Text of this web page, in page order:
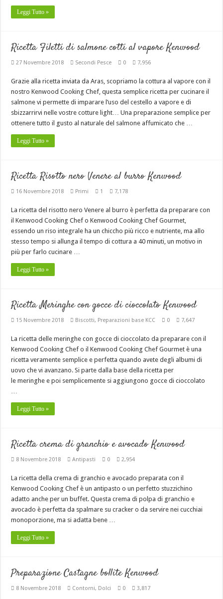
Leggi Tutto »
Ricetta Filetti di salmone cotti al vapore Kenwood
27 Novembre 2018 Secondi Pesce 0 7,956
Grazie alla ricetta inviata da Aras, scopriamo la cottura al vapore con il
nostro Kenwood Cooking Chef, questa semplice ricetta per cucinare il
salmone vi permette di imparare l’uso del cestello a vapore e di
sbizzarrirvi nelle vostre cotture light… Una preparazione semplice per
ottenere tutto il gusto al naturale del salmone affumicato che …
Leggi Tutto »
Ricetta Risotto nero Venere al burro Kenwood
16 Novembre 2018 Primi 1 7,178
La ricetta del risotto nero Venere al burro è perfetta da preparare con
il Kenwood Cooking Chef o Kenwood Cooking Chef Gourmet,
essendo un riso integrale ha un chiccho più ricco e nutriente, ma allo
stesso tempo si allunga il tempo di cottura a 40 minuti, un motivo in
più per farlo cucinare …
Leggi Tutto »
Ricetta Meringhe con gocce di cioccolato Kenwood
15 Novembre 2018 Biscotti, Preparazioni base KCC 0 7,647
La ricetta delle meringhe con gocce di cioccolato da preparare con il
Kenwood Cooking Chef o il Kenwood Cooking Chef Gourmet è una
ricetta veramente semplice e perfetta quando avete degli albumi di
uovo che vi avanzano. Si parte dalla base della ricetta per
le meringhe e poi semplicemente si aggiungono gocce di cioccolato
…
Leggi Tutto »
Ricetta crema di granchio e avocado Kenwood
8 Novembre 2018 Antipasti 0 2,954
La ricetta della crema di granchio e avocado preparata con il
Kenwood Cooking Chef è un antipasto o un perfetto stuzzichino
adatto anche per un buffet. Questa crema di polpa di granchio e
avocado è perfetta da spalmare su cracker o da servire nei cucchiai
monoporzione, ma si adatta bene …
Leggi Tutto »
Preparazione Castagne bollite Kenwood
8 Novembre 2018 Contorni, Dolci 0 3,817